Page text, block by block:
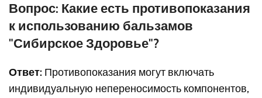
Вопрос: Какие есть противопоказания
к использованию бальзамов
"Сибирское Здоровье"?
Ответ: Противопоказания могут включать
индивидуальную непереносимость компонентов,